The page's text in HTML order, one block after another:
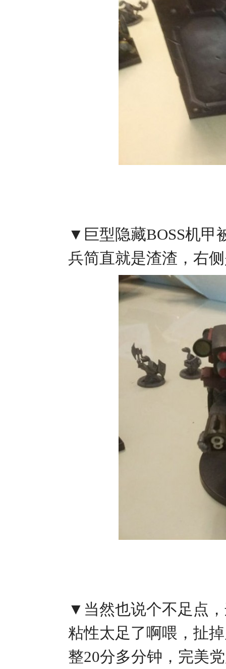
▼巨型隐藏BOSS机甲
兵简直就是渣渣，右
▼当然也说个不足点
粘性太足了啊喂，扯
整20分多分钟，完美